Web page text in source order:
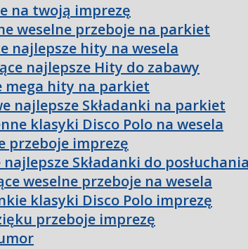
na twoją imprezę
weselne przeboje na parkiet
najlepsze hity na wesela
najlepsze Hity do zabawy
mega hity na parkiet
najlepsze Składanki na parkiet
klasyki Disco Polo na wesela
przeboje imprezę
Składanki do posłuchania
weselne przeboje na wesela
klasyki Disco Polo imprezę
przeboje imprezę